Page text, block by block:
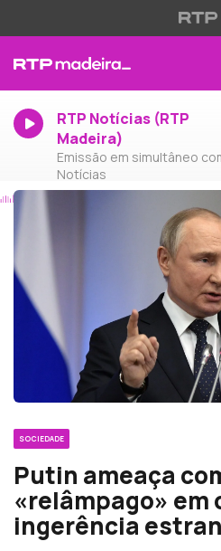
RTP Notícias (RTP
Madeira)
Emissão em simultâneo
Notícias
SOCIEDADE
Putin ameaça
«relâmpago» em
ingerência